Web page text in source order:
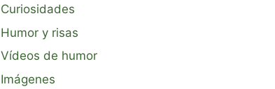
Curiosidades
Humor y risas
Vídeos de humor
Imágenes